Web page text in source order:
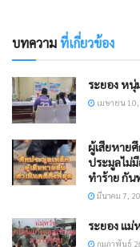
บทความที่เกี่ยวข้อง
ระยอง ห
เมษายน
ผู้เสียหาย
ประมูลไม่
ทำร้าย กัน
มีนาคม 7,
ระยอง แม่
กุมภาพันธ์